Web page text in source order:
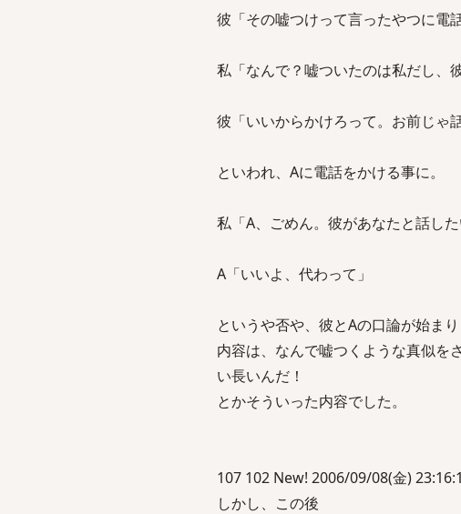
彼「その嘘つけって言ったやつに電
私「なんで？嘘ついたのは私だし、
彼「いいからかけろって。お前じゃ
といわれ、Aに電話をかける事に。
私「A、ごめん。彼があなたと話した
A「いいよ、代わって」
というや否や、彼とAの口論が始まり
内容は、なんで嘘つくような真似
い長いんだ！
とかそういった内容でした。
107 102 New! 2006/09/08(金)
しかし、この後